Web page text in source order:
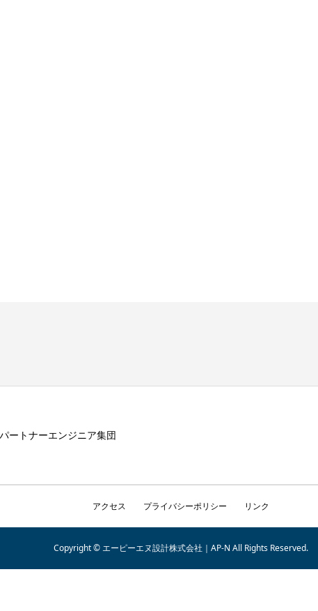
ートナーエンジニア集団
アクセス プライバシーポリシー リンク
Copyright © エーピーエヌ設計株式会社｜AP-N All Rights Reserved.